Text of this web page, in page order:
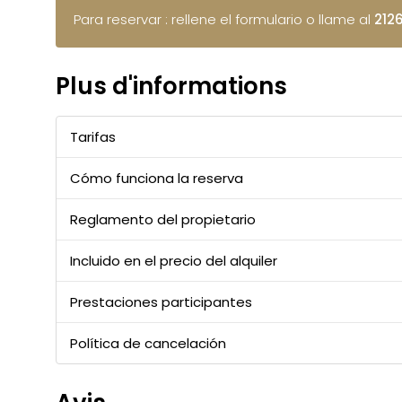
Para reservar : rellene el formulario o llame al
Plus d'informations
Tarifas
Cómo funciona la reserva
Reglamento del propietario
Incluido en el precio del alquiler
Prestaciones participantes
Política de cancelación